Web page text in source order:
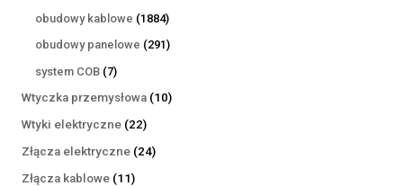
obudowy kablowe 18841884
produkty
obudowy panelowe 291291
system COB 77
produktów
Wtyczka przemysłowa 1010
Wtyki elektryczne 2222
produkty
Złącza elektryczne 2424
Złącza kablowe 1111